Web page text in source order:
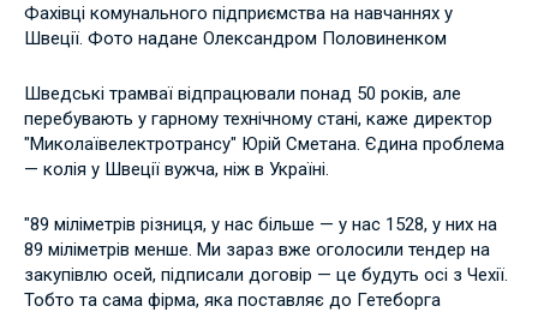
Фахівці комунального підприємства на навчаннях у
Швеції. Фото надане Олександром Половиненком
Шведські трамваї відпрацювали понад 50 років, але
перебувають у гарному технічному стані, каже директор
"Миколаївелектротрансу" Юрій Сметана. Єдина проблема
— колія у Швеції вужча, ніж в Україні.
"89 міліметрів різниця, у нас більше — у нас 1528, у них на
89 міліметрів менше. Ми зараз вже оголосили тендер на
закупівлю осей, підписали договір — це будуть осі з Чехії.
Тобто та сама фірма, яка поставляє до Гетеборга